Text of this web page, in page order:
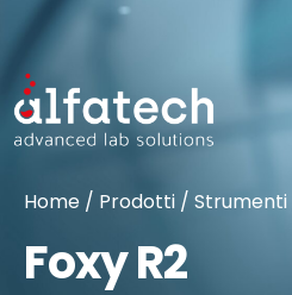
Home / Prodotti / Strumenti
Foxy R2